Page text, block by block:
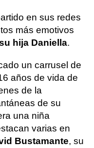
en sus redes
más emotivos
hija Daniella.
un carrusel de
años de vida de
de la
de su
una niña
varias en
Bustamante, su